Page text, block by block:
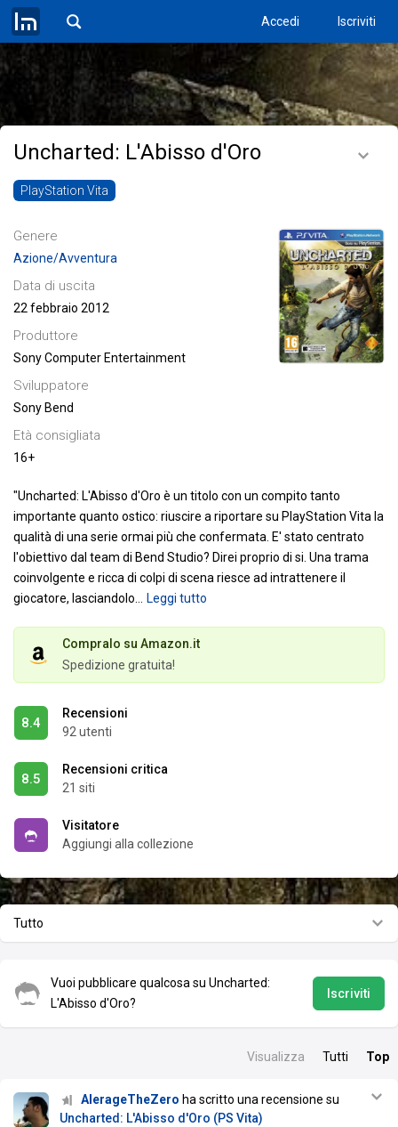
Accedi Iscriviti
Uncharted: L'Abisso d'Oro
PlayStation Vita
Genere
Azione/Avventura
Data di uscita
22 febbraio 2012
Produttore
Sony Computer Entertainment
Sviluppatore
Sony Bend
Età consigliata
16+
"Uncharted: L'Abisso d'Oro è un titolo con un compito tanto
importante quanto ostico: riuscire a riportare su PlayStation Vita la
qualità di una serie ormai più che confermata. E' stato centrato
l'obiettivo dal team di Bend Studio? Direi proprio di si. Una trama
coinvolgente e ricca di colpi di scena riesce ad intrattenere il
giocatore, lasciandolo… Leggi tutto
Compralo su Amazon.it
Spedizione gratuita!
8.4
Recensioni
92 utenti
8.5
Recensioni critica
21 siti
Visitatore
Aggiungi alla collezione
Tutto
Vuoi pubblicare qualcosa su Uncharted:
L'Abisso d'Oro?
Iscriviti
Visualizza Tutti Top
AlerageTheZero ha scritto una recensione su
Uncharted: L'Abisso d'Oro (PS Vita)